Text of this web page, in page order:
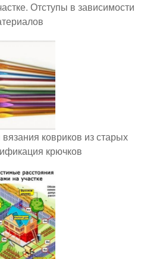
Отступы в зависимости
ковриков из старых
крючков